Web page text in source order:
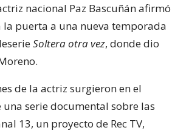
nacional Paz Bascuñán afirmó
la puerta a una nueva temporada
Soltera otra vez, donde dio
de la actriz surgieron en el
serie documental sobre las
13, un proyecto de Rec TV,